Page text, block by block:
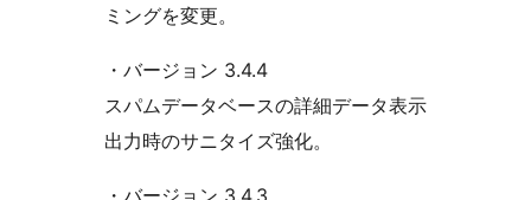
ミングを変更。
・バージョン 3.4.4
スパムデータベースの詳細データ表示
出力時のサニタイズ強化。